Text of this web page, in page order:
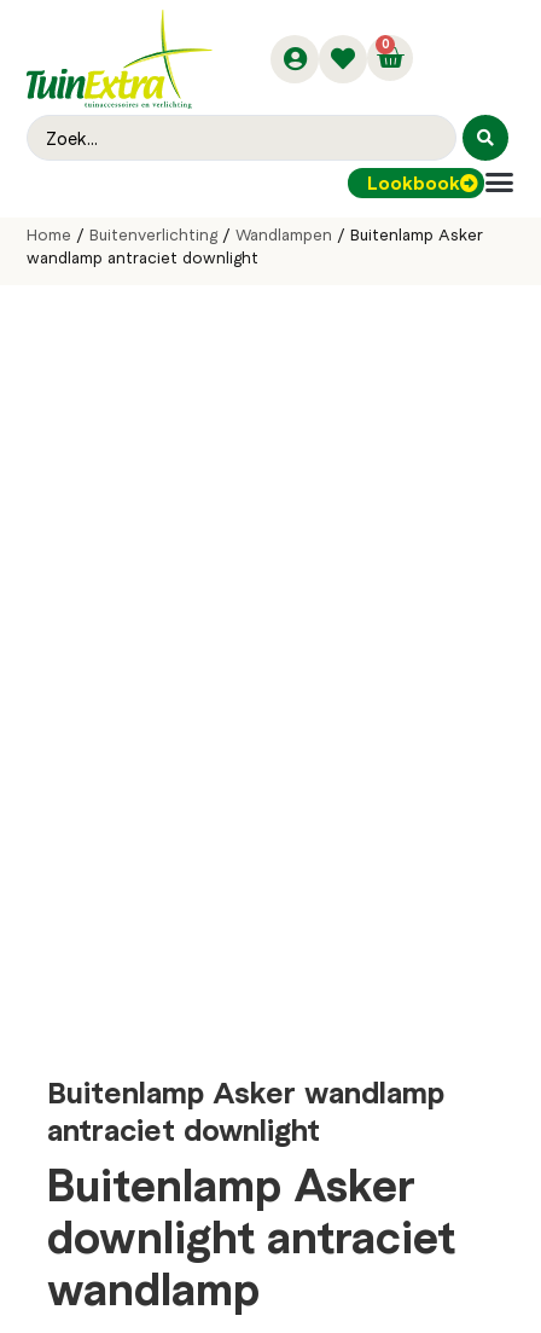
0
Lookbook
Home /Buitenverlichting/Wandlampen / Buitenlamp Asker
wandlamp antraciet downlight
Buitenlamp Asker wandlamp
antraciet downlight
Buitenlamp Asker
downlight antraciet
wandlamp